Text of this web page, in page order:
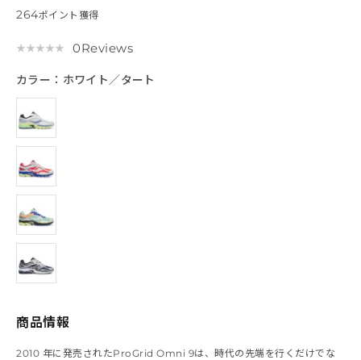
264ポイント獲得
★★★★★
★★★★★ 0Reviews
カラー： ホワイト／タート
商品情報
2010 年に発売されたProGrid Omni 9は、時代の先端を行くだけでな